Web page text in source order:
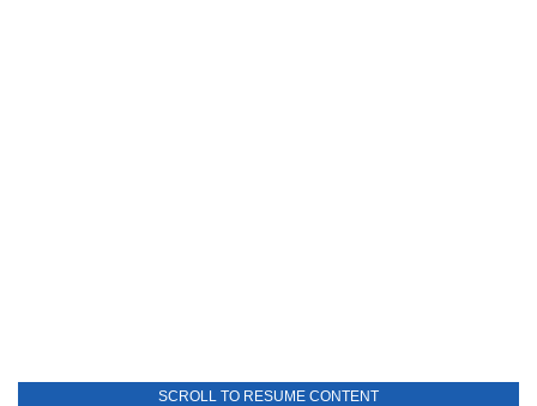
SCROLL TO RESUME CONTENT